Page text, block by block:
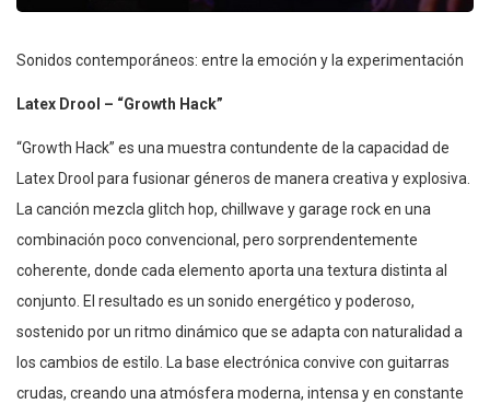
Sonidos contemporáneos: entre la emoción y la experimentación
Latex Drool – “Growth Hack”
“Growth Hack” es una muestra contundente de la capacidad de
Latex Drool para fusionar géneros de manera creativa y explosiva.
La canción mezcla glitch hop, chillwave y garage rock en una
combinación poco convencional, pero sorprendentemente
coherente, donde cada elemento aporta una textura distinta al
conjunto. El resultado es un sonido energético y poderoso,
sostenido por un ritmo dinámico que se adapta con naturalidad a
los cambios de estilo. La base electrónica convive con guitarras
crudas, creando una atmósfera moderna, intensa y en constante